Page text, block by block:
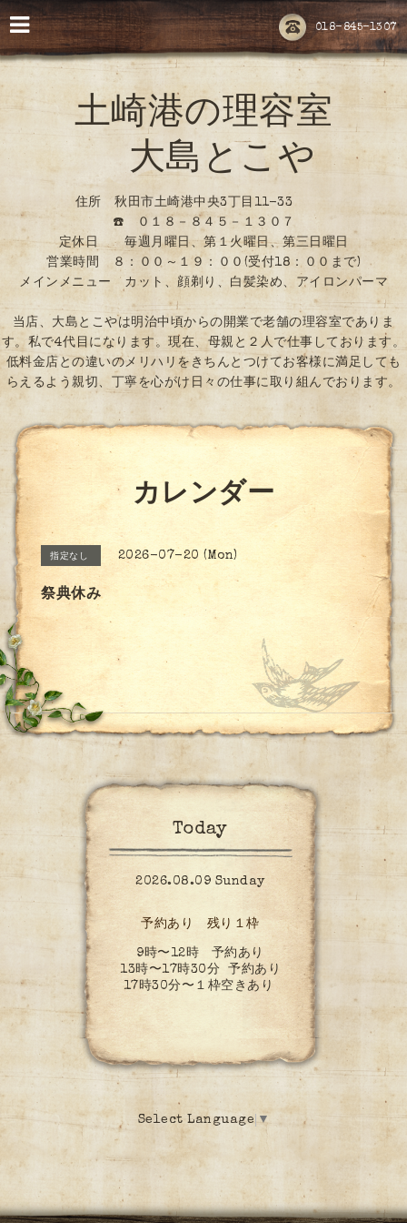
018-845-1307
土崎港の理容室
大島とこや
住所 秋田市土崎港中央3丁目11-33
☎️ ０１８－８４５－１３０７
定休日 毎週月曜日、第１火曜日、第三日曜日
営業時間 ８：００～１９：００(受付18：００まで)
メインメニュー カット、顔剃り、白髪染め、アイロンパーマ
当店、大島とこやは明治中頃からの開業で老舗の理容室でありま
す。私で4代目になります。現在、母親と２人で仕事しております。
低料金店との違いのメリハリをきちんとつけてお客様に満足しても
らえるよう親切、丁寧を心がけ日々の仕事に取り組んでおります。
カレンダー
指定なし 2026-07-20 (Mon)
祭典休み
Today
2026.08.09 Sunday
予約あり 残り１枠
9時〜12時 予約あり
13時〜17時30分 予約あり
17時30分〜１枠空きあり
Select Language ▼